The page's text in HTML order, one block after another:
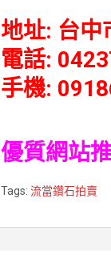
地址: 台中
電話:
手機:
優質網站
Tags: 流當鑽石拍賣